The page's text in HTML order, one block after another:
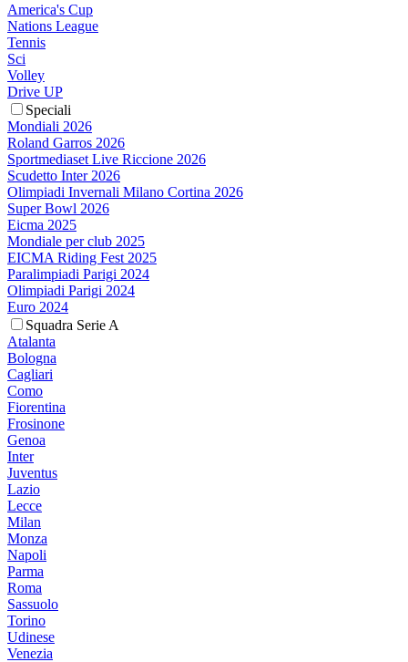
America's Cup
Nations League
Tennis
Sci
Volley
Drive UP
Speciali
Mondiali 2026
Roland Garros 2026
Sportmediaset Live Riccione 2026
Scudetto Inter 2026
Olimpiadi Invernali Milano Cortina 2026
Super Bowl 2026
Eicma 2025
Mondiale per club 2025
EICMA Riding Fest 2025
Paralimpiadi Parigi 2024
Olimpiadi Parigi 2024
Euro 2024
Squadra Serie A
Atalanta
Bologna
Cagliari
Como
Fiorentina
Frosinone
Genoa
Inter
Juventus
Lazio
Lecce
Milan
Monza
Napoli
Parma
Roma
Sassuolo
Torino
Udinese
Venezia